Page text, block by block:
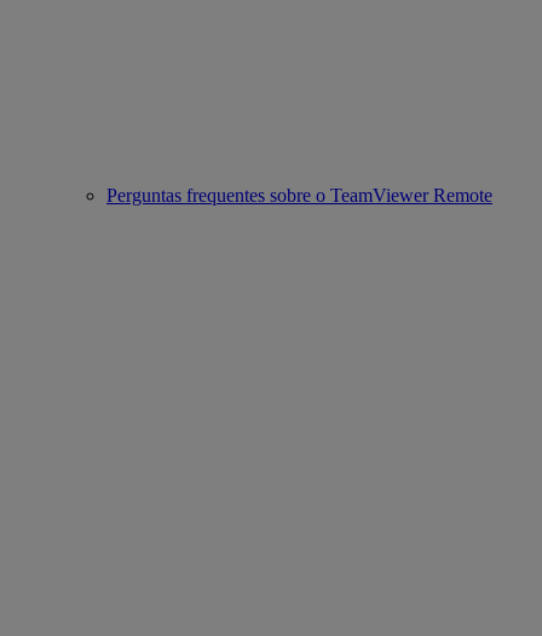
Perguntas frequentes sobre o TeamViewer Remote